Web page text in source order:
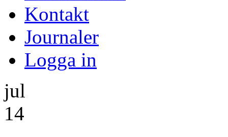
Kontakt
Journaler
Logga in
jul
14